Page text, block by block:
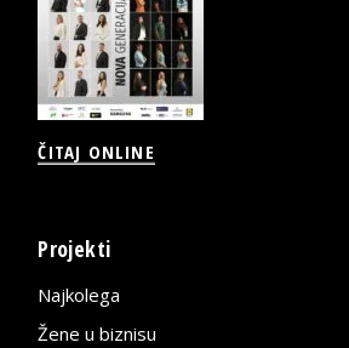
ČITAJ ONLINE
Projekti
Najkolega
Žene u biznisu